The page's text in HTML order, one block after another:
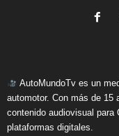
AutoMundoTv es un
automotor. Con más de 15
contenido audiovisual para
plataformas digitales.